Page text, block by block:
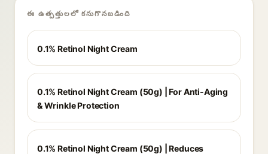
ఈ ఉత్పత్తులలో కనుగొనబడింది
0.1% Retinol Night Cream
0.1% Retinol Night Cream (50g) | For Anti-Aging
& Wrinkle Protection
0.1% Retinol Night Cream (50g) | Reduces